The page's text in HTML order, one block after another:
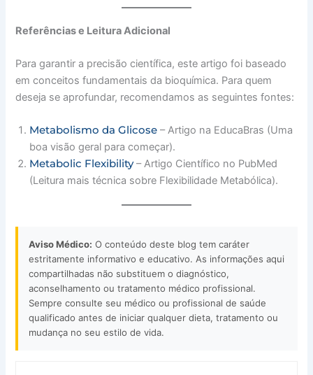
Referências e Leitura Adicional
Para garantir a precisão científica, este artigo foi baseado
em conceitos fundamentais da bioquímica. Para quem
deseja se aprofundar, recomendamos as seguintes fontes:
Metabolismo da Glicose – Artigo na EducaBras (Uma
boa visão geral para começar).
Metabolic Flexibility– Artigo Científico no PubMed
(Leitura mais técnica sobre Flexibilidade Metabólica).
Aviso Médico: O conteúdo deste blog tem caráter
estritamente informativo e educativo. As informações aqui
compartilhadas não substituem o diagnóstico,
aconselhamento ou tratamento médico profissional.
Sempre consulte seu médico ou profissional de saúde
qualificado antes de iniciar qualquer dieta, tratamento ou
mudança no seu estilo de vida.